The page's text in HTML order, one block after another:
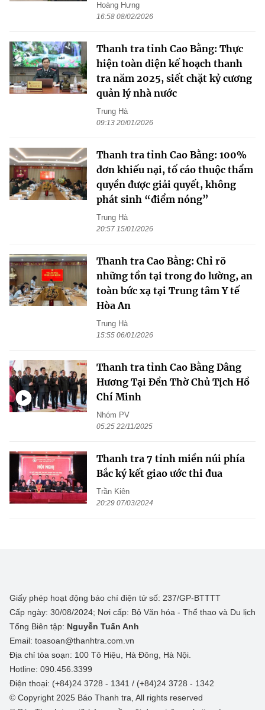
Hoàng Hưng
16:58 08/02/2026
Thanh tra tỉnh Cao Bằng: Thực
hiện toàn diện kế hoạch thanh
tra năm 2025, siết chặt kỷ cương
quản lý nhà nước
Trung Hà
09:13 20/01/2026
Thanh tra tỉnh Cao Bằng: 100%
đơn khiếu nại, tố cáo thuộc thẩm
quyền được giải quyết, không
phát sinh “điểm nóng”
Trung Hà
20:57 15/01/2026
Thanh tra Cao Bằng: Chỉ rõ
những tồn tại trong đo lường, an
toàn bức xạ tại Trung tâm Y tế
Hòa An
Trung Hà
15:55 06/01/2026
Thanh tra tỉnh Cao Bằng Dâng
Hương Tại Đền Thờ Chủ Tịch Hồ
Chí Minh
Nhóm PV
05:25 22/11/2025
Thanh tra 7 tỉnh miền núi phía
Bắc ký kết giao ước thi đua
Trần Kiên
20:29 07/03/2024
Giấy phép hoạt động báo chí điện tử số: 237/GP-BTTTT
Cấp ngày: 30/08/2024; Nơi cấp: Bộ Văn hóa - Thể thao và Du lịch
Tổng Biên tập: Nguyễn Tuấn Anh
Email: toasoan@thanhtra.com.vn
Địa chỉ tòa soạn: 100 Tô Hiệu, Hà Đông, Hà Nội.
Hotline: 090.456.3399
Điện thoại: (+84)24 3728 - 1341 / (+84)24 3728 - 1342
© Copyright 2025 Báo Thanh tra, All rights reserved